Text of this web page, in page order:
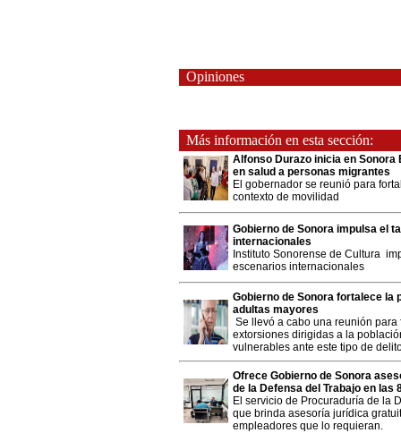
Opiniones
Más información en esta sección:
Alfonso Durazo inicia en
en salud a personas migrantes
El gobernador se reunió para
contexto de movilidad
Gobierno de Sonora impulsa el
internacionales
Instituto Sonorense de Cultura
escenarios internacionales
Gobierno de Sonora fortalece
adultas mayores
Se llevó a cabo una reunión
extorsiones dirigidas a la
vulnerables ante este tipo de
Ofrece Gobierno de Sonora
de la Defensa del Trabajo en las
El servicio de Procuraduría de la
que brinda asesoría jurídica
empleadores que lo requieran.